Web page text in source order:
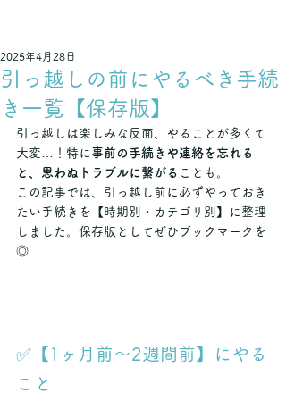
引っ越しの前にやるべき手続
き一覧【保存版】
2025年4月28日
引っ越しは楽しみな反面、やることが多くて
大変…！特に 事前の手続きや連絡を忘れる
と、思わぬトラブルに繋がる ことも。
この記事では、引っ越し前に必ずやっておき
たい手続きを【時期別・カテゴリ別】に整理
しました。保存版としてぜひブックマークを
◎
✅【1ヶ月前〜2週間前】にやる
こと